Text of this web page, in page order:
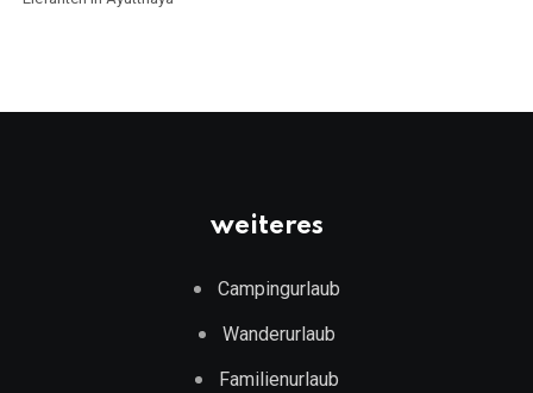
weiteres
Campingurlaub
Wanderurlaub
Familienurlaub